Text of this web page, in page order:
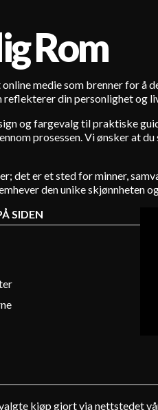
Rom
medie som brenner for å
reflekterer din personlighet og
og fargevalg til praktiske
prosessen. Vi ønsker at
det er et sted for minner,
den unike skjønnheten
kjøp gjort via nettstedet
SIDEN